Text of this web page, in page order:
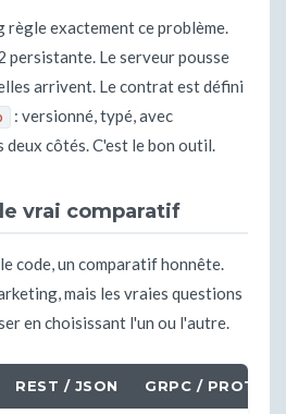
règle exactement ce problème.
persistante. Le serveur pousse
arrivent. Le contrat est défini
: versionné, typé, avec
deux côtés. C'est le bon outil.
le vrai comparatif
code, un comparatif honnête.
mais les vraies questions
en choisissant l'un ou l'autre.
REST / JSON GRPC /